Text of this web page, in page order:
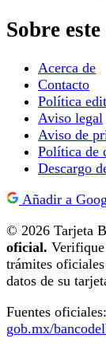
Sobre
Acerca de
Contacto
Política
Aviso legal
Aviso de
Política de
Descargo
Añadir a
© 2026 Tarjeta
oficial.
trámites
datos de su
Fuentes oficiales:
gob.mx/